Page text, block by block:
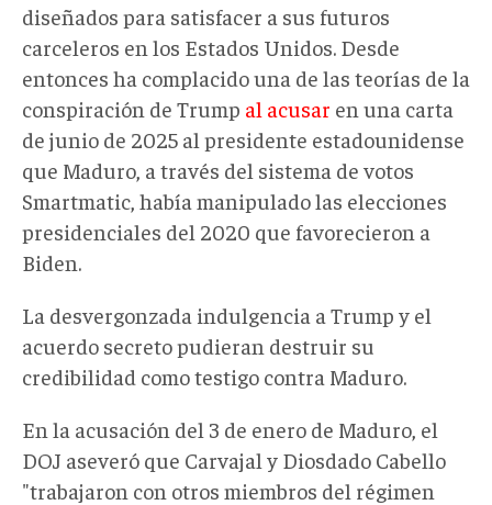
diseñados para satisfacer a sus futuros
carceleros en los Estados Unidos. Desde
entonces ha complacido una de las teorías de la
conspiración de Trump al acusar en una carta
de junio de 2025 al presidente estadounidense
que Maduro, a través del sistema de votos
Smartmatic, había manipulado las elecciones
presidenciales del 2020 que favorecieron a
Biden.
La desvergonzada indulgencia a Trump y el
acuerdo secreto pudieran destruir su
credibilidad como testigo contra Maduro.
En la acusación del 3 de enero de Maduro, el
DOJ aseveró que Carvajal y Diosdado Cabello
"trabajaron con otros miembros del régimen